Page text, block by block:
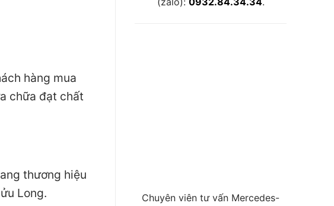
hàng mua
chữa đạt chất
thương hiệu
Long.
Chuyên viên tư vấn Mercedes-